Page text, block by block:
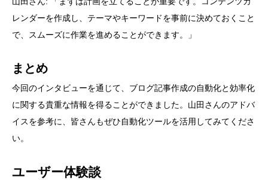
レンダーを作成し、テーマやキーワードを事前に決めておくこと
で、スムーズに作業を進めることができます。」
まとめ
今回のインタビューを通じて、ブログ記事作成の自動化と効率化
に関する貴重な情報を得ることができました。山田さんのアドバ
イスを参考に、皆さんもぜひ自動化ツールを活用してみてくださ
い。
ユーザー体験談